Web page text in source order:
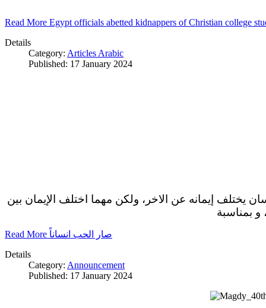
Read More Egypt officials abetted kidnappers of Christian college
Details
Category: Articles Arabic
Published: 17 January 2024
يختلف إيمانه عن الاخر، ولكن مهما اختلف الإيمان بين
و بمناسبة
Read More صار الحب انساناً
Details
Category: Announcement
Published: 17 January 2024